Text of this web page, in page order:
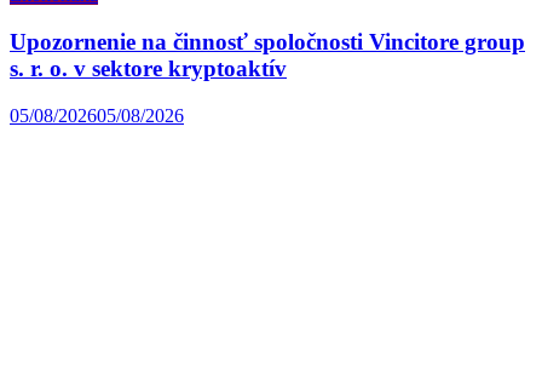
Upozornenie na činnosť spoločnosti Vincitore group
s. r. o. v sektore kryptoaktív
05/08/202605/08/2026